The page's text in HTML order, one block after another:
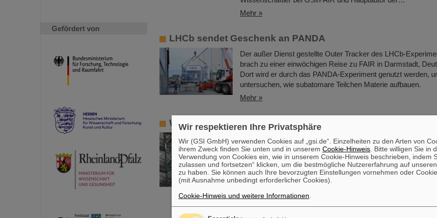
Gefördert von
Mehr »
LHCb sendet Geschenk an PANDA
Der außer Dienst gestellte Outer Tracker des LHCb-
brach zu einer einwöchigen Reise zu FAIR in Darmstadt,
Dort wird er durch das PANDA-Experiment genutzt werden,
untersuchen, wie subatomare Teilchen Materie aufbauen.
Mehr »
Wissenschaft an ihren Platz bringen bei GSI/FAIR mit
GSI und FAIR sind neues Mitglied der gemeinnützigen
RI.Logistica, die sich zum Ziel gesetzt hat, durch die
Werkzeugen, Infrastruktur und Standards für die Logistik
ihren Platz zu bringen“. Der Betrieb und die Verbesserung der
GSI-Beschleuniger und -Experimente sowie der Bau, die
GSI/FAIR vor enorme logistische Herausforderungen. Einige…
Wir respektieren Ihre Privatsphäre
Wir (GSI GmbH) verwenden Cookies auf „gsi.de“. Einzelheiten zu den Arten von
ihrem Zweck finden Sie unten und in unserem Cookie-Hinweis . Bitte willigen Sie in
Verwendung von Cookies ein, wie in unserem Cookie-Hinweis beschrieben, indem
zulassen und fortsetzen“ klicken, um die bestmögliche Nutzererfahrung auf
zu haben. Sie können auch Ihre bevorzugten Einstellungen vornehmen oder
(mit Ausnahme unbedingt erforderlicher Cookies).
Cookie-Hinweis und weitere Informationen